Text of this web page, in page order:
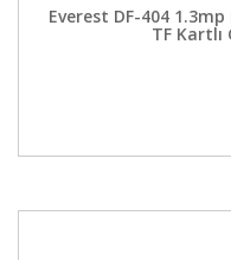
Everest DF-404 1.3mp
TF Kartlı